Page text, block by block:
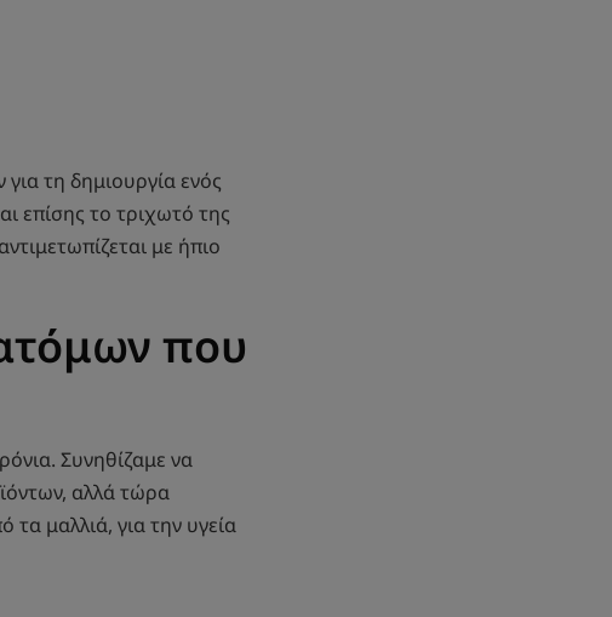
τη δημιουργία ενός
επίσης το τριχωτό της
με ήπιο
που
Συνηθίζαμε να
αλλά τώρα
μαλλιά, για την υγεία